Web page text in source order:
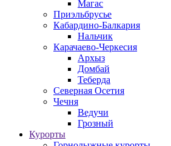
Магас
Приэльбрусье
Кабардино-Балкария
Нальчик
Карачаево-Черкесия
Архыз
Домбай
Теберда
Северная Осетия
Чечня
Ведучи
Грозный
Курорты